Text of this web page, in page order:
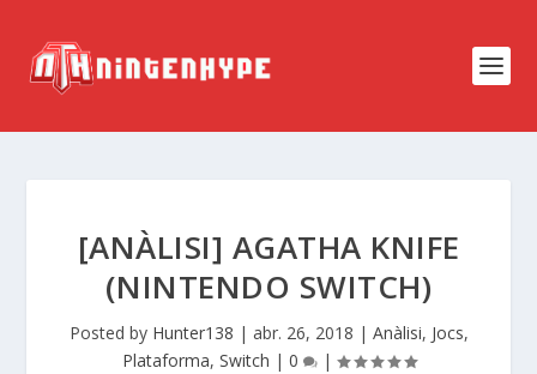
[ANÀLISI] AGATHA KNIFE
(NINTENDO SWITCH)
Posted by Hunter138 | abr. 26, 2018 | Anàlisi, Jocs,
Plataforma, Switch | 0 |